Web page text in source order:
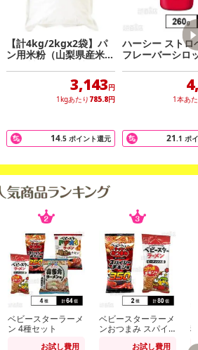
【計4kg/2kgx2袋】パ
ン用米粉（山梨県産米使
用）製パン用品質
3,143円
1kgあたり 785.8円
14.5 ポイント還元
ハーシー ストロ
フレーバーシロ
1本あ
21.1 ポ
ベビースターラーメ
ン 4種セット
お試し費用
ベビースターラーメ
ンおつまみ スパイ
お試し費用